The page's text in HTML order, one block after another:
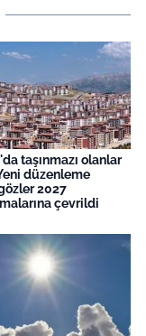
taşınmazı olanlar
düzenleme
2027
çevrildi